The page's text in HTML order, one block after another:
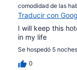
comodidad de las
Traducir con
I will keep this
in my life
Se hospedó 5
0